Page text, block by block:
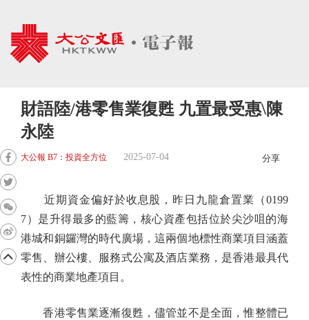
財語陸/港零售業復甦 九置最受惠\陳
永陸
大公報 B7：投資全方位 2025-07-04 分享
近期資金偏好於收息股，昨日九龍倉置業（0199
7）是升得最多的藍籌，核心資產包括位於尖沙咀的海
港城和銅鑼灣的時代廣場，這兩個地標性商業項目涵蓋
零售、辦公樓、服務式公寓及酒店業務，是香港最具代
表性的商業地產項目。
香港零售業逐漸復甦，儘管並不是全面，惟整體已